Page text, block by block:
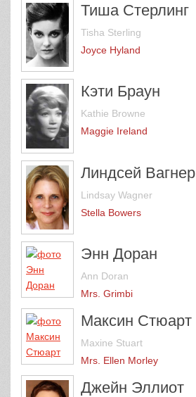
Тиша Стерлинг
Tisha Sterling
Joyce Hyland
Кэти Браун
Kathie Browne
Maggie Ireland
Линдсей Вагнер
Lindsay Wagner
Stella Bowers
Энн Доран
Ann Doran
Mrs. Grimbi
Максин Стюарт
Maxine Stuart
Mrs. Ellen Morley
Джейн Эллиот